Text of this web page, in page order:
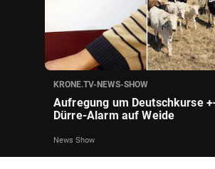
KRONE.TV-NEWS-SHOW
Aufregung um Deutschkurse
Dürre-Alarm auf Weide
News Show